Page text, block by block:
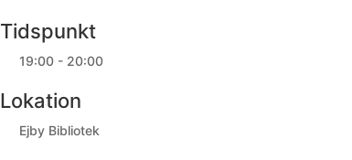
Tidspunkt
19:00 - 20:00
Lokation
Ejby Bibliotek